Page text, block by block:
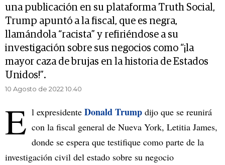
una publicación en su plataforma Truth Social,
Trump apuntó a la fiscal, que es negra,
llamándola “racista” y refiriéndose a su
investigación sobre sus negocios como “¡la
mayor caza de brujas en la historia de Estados
Unidos!”.
10 Agosto de 2022 10.40
E l expresidente Donald Trump dijo que se reunirá
con la fiscal general de Nueva York, Letitia James,
donde se espera que testifique como parte de la
investigación civil del estado sobre su negocio